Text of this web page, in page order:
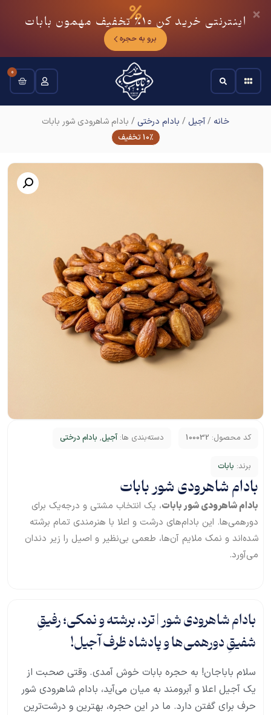
اینترنتی خرید کن 10٪ تخفیف مهمون بابات
برو به حجره
0
خانه /آجیل / بادام درختی / بادام شاهرودی شور بابات
10% تخفیف
کد محصول: 100032 دسته‌بندی ها: آجیل, بادام درختی
برند: بابات
بادام شاهرودی شور بابات
بادام شاهرودی شور بابات، یک انتخاب مشتی و درجه‌یک برای
دورهمی‌ها. این بادام‌های درشت و اعلا با هنرمندی تمام برشته
شده‌اند و نمک ملایم آن‌ها، طعمی بی‌نظیر و اصیل را زیر دندان
می‌آورد.
بادام شاهرودی شور | ترد، برشته و نمکی؛ رفیقِ
شفیقِ دورهمی‌ها و پادشاه ظرف آجیل!
سلام باباجان! به حجره بابات خوش آمدی. وقتی صحبت از
یک آجیل اعلا و آبرومند به میان می‌آید، بادام شاهرودی شور
حرف برای گفتن دارد. ما در این حجره، بهترین و درشت‌ترین